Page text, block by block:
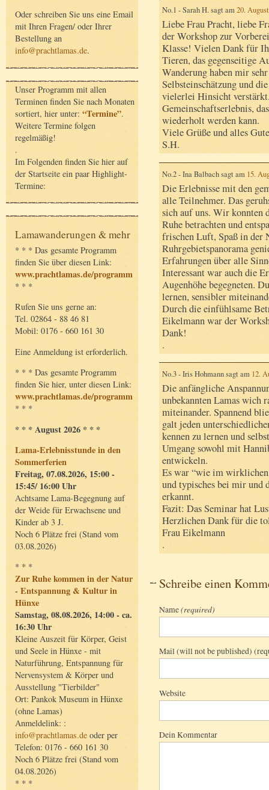
Oder schreiben Sie uns eine Email
mit Ihren Fragen/ oder Ihrer
Bestellung an
info@prachtlamas.de.
Unser Programm mit allen
Terminen finden Sie nach Monaten
sortiert, hier unter: “Termine”.
Weitere Termine folgen
regelmäßig!
.
Im Folgenden finden Sie hier auf
der Startseite ein paar Highlight-
Termine:
Lamawanderungen & mehr
* * * Das gesamte Programm
finden Sie über diesen Link:
www.prachtlamas.de/programm
* * *
Rufen Sie uns gerne an:
Tel. 02864 - 88 46 81
Mobil: 0176 - 660 161 30
Eine Anmeldung ist erforderlich.
* * * Das gesamte Programm
finden Sie hier, unter diesen Link:
www.prachtlamas.de/programm
* * *
* * * August 2026 * * *
Lama-Erlebnisstunde in den
Sommerferien
Freitag, 07.08.2026, 15:00 -
15:45/ 16:00 Uhr
Achtsame Lama-Begegnung auf
der Weide für Erwachsene und
Kinder ab 3 J.
Noch 6 Plätze frei (Stand vom
03.08.2026)
* * *
Zur Ruhe kommen in der Natur
- Entspannung & Kultur in
Hünxe
Samstag, 08.08.2026, 14:00 - ca.
16:30 Uhr
Kleine Auszeit für Körper, Geist
und Seele in Hünxe - mit
Naturführung, Entspannung für
Nervensystem & Körper und
Ausstellung "Tierbilder"
Ort: Pankok Museum in Hünxe
(ohne Lamas)
Anmeldelink: :
info@prachtlamas.de oder per
Telefon: 0176 - 660 161 30
Noch 6 Plätze frei (Stand vom
04.08.2026)
* * *
No.1 - Sarah H. sagt am20.
Liebe Frau Pracht, liebe
der Workshop zur
Klasse! Vielen Dank für
Tieren, das gegenseitige
Wanderung haben mir
Selbsteinschätzung und
vielerlei Hinsicht
Gemeinschaftserlebnis,
wiederholt werden kann.
Viele Grüße und alles
S.H.
No.2 - Ina Balbach sagt am 15.
Die Erlebnisse mit den
alle Teilnehmer. Das
sich auf uns. Wir konnten
Ruhe betrachten und
frischen Luft, Spaß in der
Ruhrgebietspanorama
Erfahrungen über alle
Interessant war auch die
Augenhöhe begegneten.
lernen, sensibler
Durch die einfühlsame
Eikelmann war der
Dank!
.
No.3 - Iris Hohmann sagt am 12.
Die anfängliche
unbekannten Lamas wich
miteinander. Spannend
galt jeden
kennen zu lernen und
Umgang sowohl mit
entwickeln.
Es war “wie im wirklichen
und typisches bei mir und
erkannt.
Fazit: Das Seminar hat
Herzlichen Dank für die
Frau Eikelmann
.
Schreibe einen
Name(required)
Mail (will not be published)
Website
Dein Kommentar